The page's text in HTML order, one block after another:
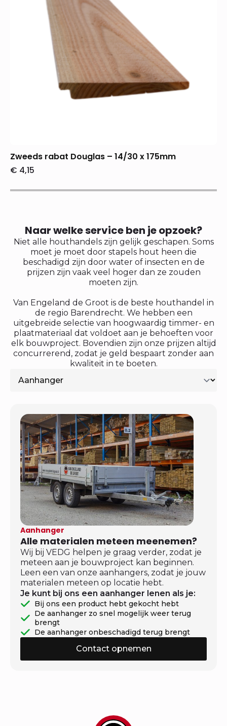
Zweeds rabat Douglas – 14/30 x 175mm
€ 4,15
Naar welke service ben je opzoek?
Niet alle houthandels zijn gelijk geschapen. Soms
moet je moet door stapels hout heen die
beschadigd zijn door water of insecten en de
prijzen zijn vaak veel hoger dan ze zouden
moeten zijn.
Van Engeland de Groot is de beste houthandel in
de regio Barendrecht. We hebben een
uitgebreide selectie van hoogwaardig timmer- en
plaatmateriaal dat voldoet aan je behoeften voor
elk bouwproject. Bovendien zijn onze prijzen altijd
concurrerend, zodat je geld bespaart zonder aan
kwaliteit in te boeten.
Aanhanger
Alle materialen meteen meenemen?
Wij bij VEDG helpen je graag verder, zodat je
meteen aan je bouwproject kan beginnen.
Leen een van onze aanhangers, zodat je jouw
materialen meteen op locatie hebt.
Je kunt bij ons een aanhanger lenen als je:
Bij ons een product hebt gekocht hebt
De aanhanger zo snel mogelijk weer terug
brengt
De aanhanger onbeschadigd terug brengt
Contact opnemen